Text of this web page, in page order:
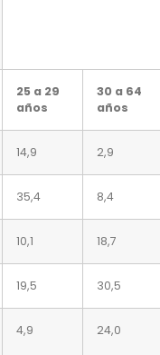
25 a 29
años
30 a 64
años
14,9 2,9
35,4 8,4
10,1 18,7
19,5 30,5
4,9 24,0